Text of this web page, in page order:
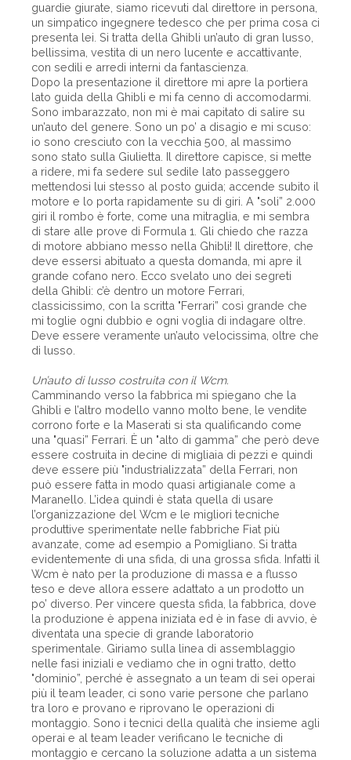
guardie giurate, siamo ricevuti dal direttore in persona,
un simpatico ingegnere tedesco che per prima cosa ci
presenta lei. Si tratta della Ghibli un’auto di gran lusso,
bellissima, vestita di un nero lucente e accattivante,
con sedili e arredi interni da fantascienza.
Dopo la presentazione il direttore mi apre la portiera
lato guida della Ghibli e mi fa cenno di accomodarmi.
Sono imbarazzato, non mi è mai capitato di salire su
un’auto del genere. Sono un po’ a disagio e mi scuso:
io sono cresciuto con la vecchia 500, al massimo
sono stato sulla Giulietta. Il direttore capisce, si mette
a ridere, mi fa sedere sul sedile lato passeggero
mettendosi lui stesso al posto guida; accende subito il
motore e lo porta rapidamente su di giri. A "soli” 2.000
giri il rombo è forte, come una mitraglia, e mi sembra
di stare alle prove di Formula 1. Gli chiedo che razza
di motore abbiano messo nella Ghibli! Il direttore, che
deve essersi abituato a questa domanda, mi apre il
grande cofano nero. Ecco svelato uno dei segreti
della Ghibli: c’è dentro un motore Ferrari,
classicissimo, con la scritta "Ferrari” così grande che
mi toglie ogni dubbio e ogni voglia di indagare oltre.
Deve essere veramente un’auto velocissima, oltre che
di lusso.
Un’auto di lusso costruita con il Wcm.
Camminando verso la fabbrica mi spiegano che la
Ghibli e l’altro modello vanno molto bene, le vendite
corrono forte e la Maserati si sta qualificando come
una "quasi” Ferrari. È un "alto di gamma” che però deve
essere costruita in decine di migliaia di pezzi e quindi
deve essere più "industrializzata” della Ferrari, non
può essere fatta in modo quasi artigianale come a
Maranello. L’idea quindi è stata quella di usare
l’organizzazione del Wcm e le migliori tecniche
produttive sperimentate nelle fabbriche Fiat più
avanzate, come ad esempio a Pomigliano. Si tratta
evidentemente di una sfida, di una grossa sfida. Infatti il
Wcm è nato per la produzione di massa e a flusso
teso e deve allora essere adattato a un prodotto un
po’ diverso. Per vincere questa sfida, la fabbrica, dove
la produzione è appena iniziata ed è in fase di avvio, è
diventata una specie di grande laboratorio
sperimentale. Giriamo sulla linea di assemblaggio
nelle fasi iniziali e vediamo che in ogni tratto, detto
"dominio”, perché è assegnato a un team di sei operai
più il team leader, ci sono varie persone che parlano
tra loro e provano e riprovano le operazioni di
montaggio. Sono i tecnici della qualità che insieme agli
operai e al team leader verificano le tecniche di
montaggio e cercano la soluzione adatta a un sistema